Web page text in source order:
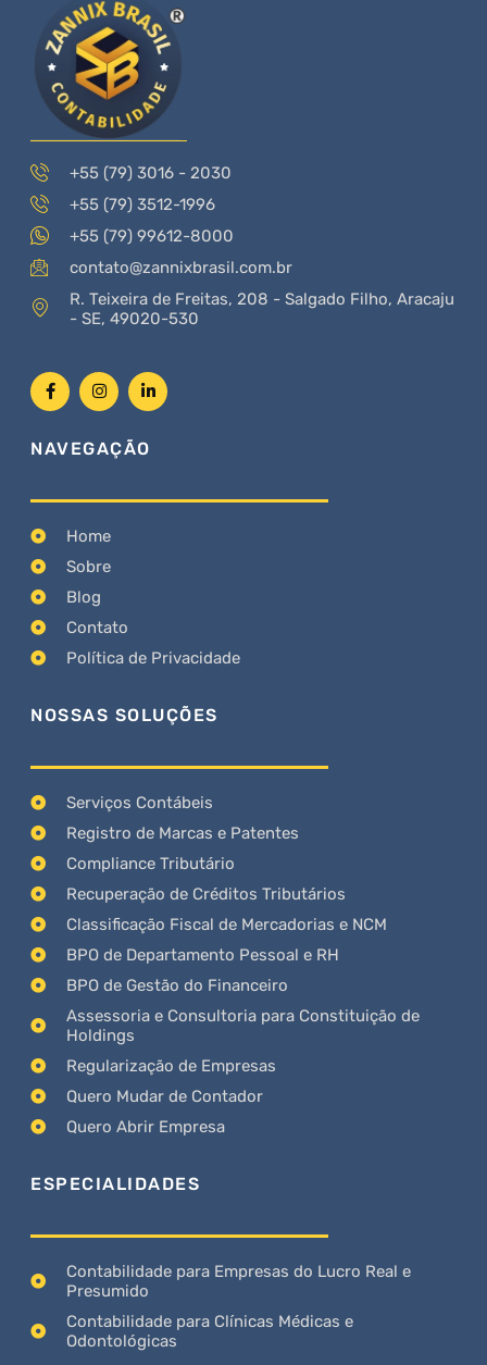
+55 (79) 3016 - 2030
+55 (79) 3512-1996
+55 (79) 99612-8000
contato@zannixbrasil.com.br
R. Teixeira de Freitas, 208 - Salgado Filho, Aracaju
- SE, 49020-530
NAVEGAÇÃO
Home
Sobre
Blog
Contato
Política de Privacidade
NOSSAS SOLUÇÕES
Serviços Contábeis
Registro de Marcas e Patentes
Compliance Tributário
Recuperação de Créditos Tributários
Classificação Fiscal de Mercadorias e NCM
BPO de Departamento Pessoal e RH
BPO de Gestão do Financeiro
Assessoria e Consultoria para Constituição de
Holdings
Regularização de Empresas
Quero Mudar de Contador
Quero Abrir Empresa
ESPECIALIDADES
Contabilidade para Empresas do Lucro Real e
Presumido
Contabilidade para Clínicas Médicas e
Odontológicas